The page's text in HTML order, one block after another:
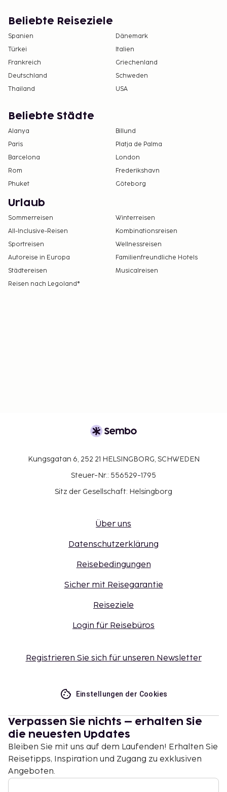
Beliebte Reiseziele
Spanien
Dänemark
Türkei
Italien
Frankreich
Griechenland
Deutschland
Schweden
Thailand
USA
Beliebte Städte
Alanya
Billund
Paris
Platja de Palma
Barcelona
London
Rom
Frederikshavn
Phuket
Göteborg
Urlaub
Sommerreisen
Winterreisen
All-Inclusive-Reisen
Kombinationsreisen
Sportreisen
Wellnessreisen
Autoreise in Europa
Familienfreundliche Hotels
Städtereisen
Musicalreisen
Reisen nach Legoland®
Kungsgatan 6, 252 21 HELSINGBORG, SCHWEDEN
Steuer-Nr.: 556529-1795
Sitz der Gesellschaft: Helsingborg
Über uns
Datenschutzerklärung
Reisebedingungen
Sicher mit Reisegarantie
Reiseziele
Login für Reisebüros
Registrieren Sie sich für unseren Newsletter
Einstellungen der Cookies
Verpassen Sie nichts – erhalten Sie
die neuesten Updates
Bleiben Sie mit uns auf dem Laufenden! Erhalten Sie
Reisetipps, Inspiration und Zugang zu exklusiven
Angeboten.